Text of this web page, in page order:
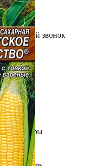
обратный звонок
аксессуары